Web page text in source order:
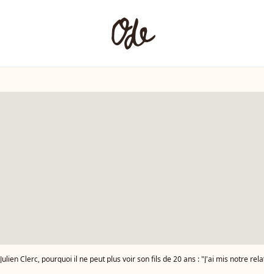
Julien Clerc, pourquoi il ne peut plus voir son fils de 20 ans : "J'ai mis notre